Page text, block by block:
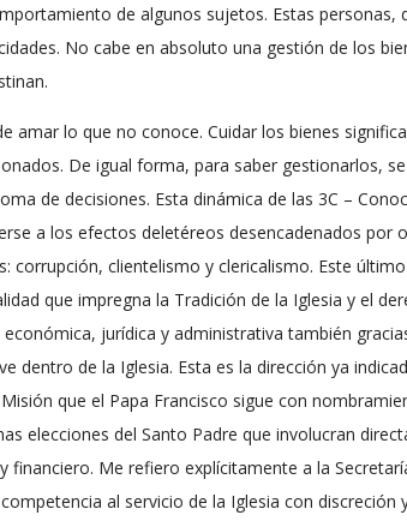
de algunos sujetos. Estas personas,
No cabe en absoluto una gestión de los
amar lo que no conoce. Cuidar los bienes
De igual forma, para saber gestionarlos,
de decisiones. Esta dinámica de las 3C –
a los efectos deletéreos desencadenados por
corrupción, clientelismo y clericalismo. Este
que impregna la Tradición de la Iglesia y el
jurídica y administrativa también
dentro de la Iglesia. Esta es la dirección ya
Misión que el Papa Francisco sigue con
elecciones del Santo Padre que involucran
financiero. Me refiero explícitamente a la
al servicio de la Iglesia con